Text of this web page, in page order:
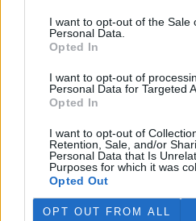
I want to opt-out of the Sale
Personal Data.
Opted In
I want to opt-out of
Personal Data for Targeted
Opted In
I want to opt-out of
Retention, Sale, and/or
Personal Data that Is
Purposes for which it was
Opted Out
OPT OUT FROM ALL
Diskuse: 41
marketplace s repasovanou
zavedení nových pravidel zůstat
že pro spotřebitele bude stále
Směrnice má přitom usnadnit
záruční doby, zlepšit dostupnost
výrobcům, aby zásahy do zařízení
znemožňovali. Nestanovuje však
způsob výpočtu ceny náhradních